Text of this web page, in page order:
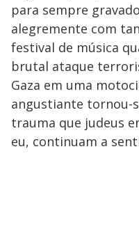
para sempre
alegremente com
festival de música
brutal ataque
Gaza em uma
angustiante tornou-
trauma que judeus
eu, continuam a